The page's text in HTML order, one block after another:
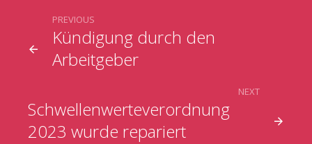
Kündigung durch den
Arbeitgeber
PREVIOUS
Schwellenwerteverordnung
2023 wurde repariert
NEXT